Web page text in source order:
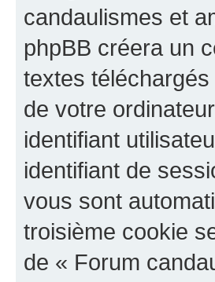
candaulismes et
phpBB créera un
textes
de votre
identifiant
identifiant de
vous sont
troisième cookie
de « Forum